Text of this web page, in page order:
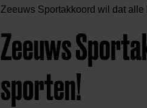
Zeeuws Sportakkoord wil dat
Zeeuws
sporten!